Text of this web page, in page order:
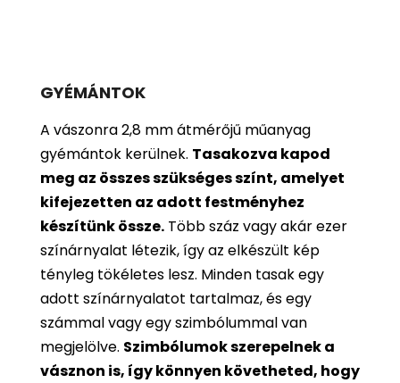
GYÉMÁNTOK
A vászonra 2,8 mm átmérőjű műanyag
gyémántok kerülnek. Tasakozva kapod
meg az összes szükséges színt, amelyet
kifejezetten az adott festményhez
készítünk össze. Több száz vagy akár ezer
színárnyalat létezik, így az elkészült kép
tényleg tökéletes lesz. Minden tasak egy
adott színárnyalatot tartalmaz, és egy
számmal vagy egy szimbólummal van
megjelölve. Szimbólumok szerepelnek a
vásznon is, így könnyen követheted, hogy